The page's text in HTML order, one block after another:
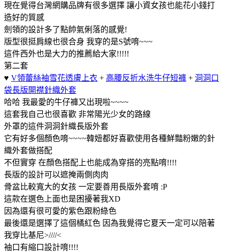
現在覺得台灣網購品牌有很多選擇 讓小資女孩也能花小錢打
造好的質感
劍領的設計多了點帥氣俐落的感覺!
版型很挺肩線也很合身 我穿的是S號唷~~~
這件西外也是大力的推薦給大家!!!!!
第二套
♥ V領蕾絲袖雪花透膚上衣 + 高腰反折水洗牛仔短褲 + 洞洞口
袋長版開襟針織外套
哈哈 我最愛的牛仔褲又出現啦~~~~
這套我自己也很喜歡 非常陽光少女的路線
外罩的這件洞洞針織長版外套
它有好多個顏色唷~~~~韓妞都好喜歡使用各種鮮豔粉嫩的針
織外套做搭配
不但實穿 在顏色搭配上也能成為穿搭的亮點唷!!!!
長版的設計可以遮掩兩側肉肉
骨盆比較寬大的女孩 一定要善用長版外套唷 :P
這款在選色上面也是困擾著我XD
因為還有很可愛的紫色跟粉綠色
最後還是選擇了這個橘紅色 因為我覺得它夏天一定可以陪著
我穿比基尼>////<
袖口有縮口設計唷!!!!